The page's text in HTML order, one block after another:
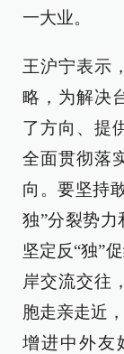
一大业。
王沪宁表示
略，为解决
了方向、提
全面贯彻落
向。要坚持
独”分裂势力
坚定反“独”
岸交流交往
胞走亲走近
增进中外友